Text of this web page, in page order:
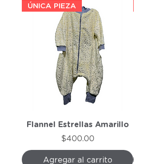
ÚNICA PIEZA
Flannel Estrellas Amarillo
Precio
$400.00
Agregar al carrito